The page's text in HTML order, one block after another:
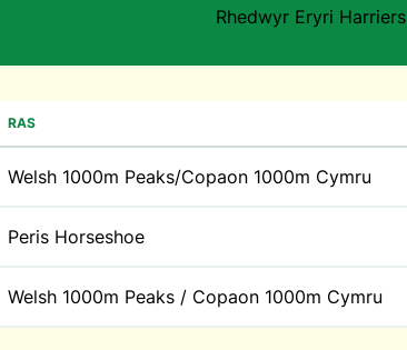
Rhedwyr Eryri Harriers
RAS
Welsh 1000m Peaks/Copaon 1000m Cymru
Peris Horseshoe
Welsh 1000m Peaks / Copaon 1000m Cymru